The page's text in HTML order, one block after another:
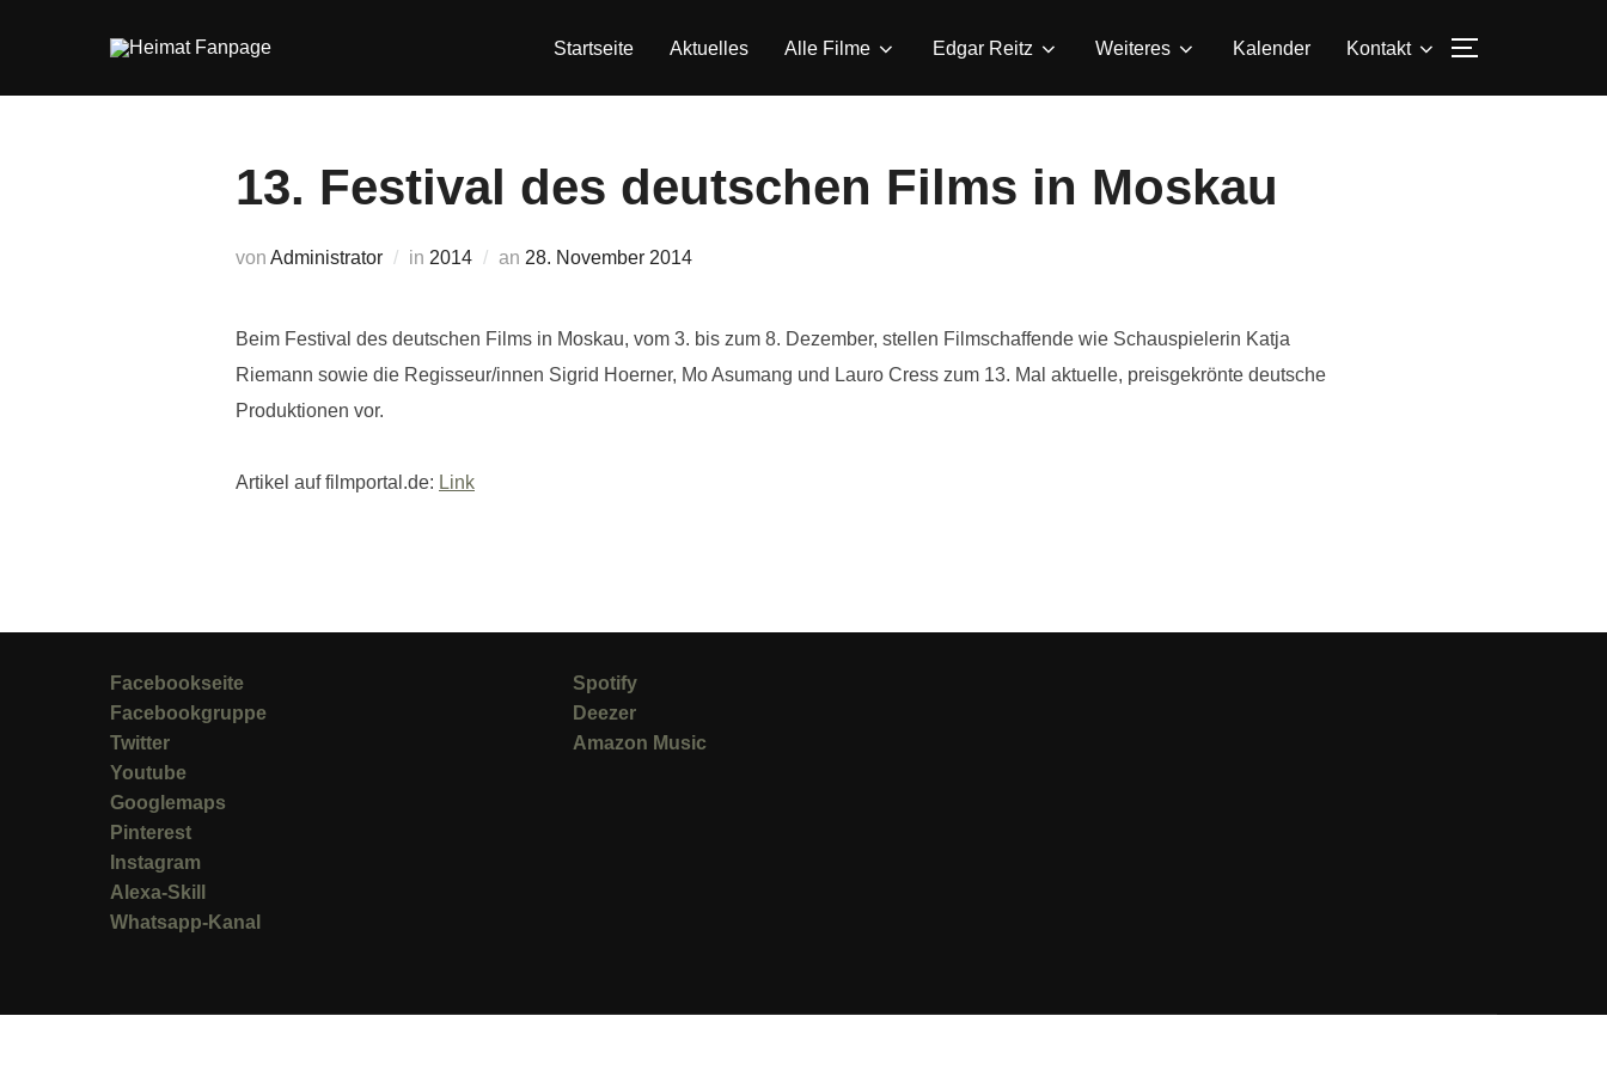
Startseite Aktuelles Alle Filme Edgar Reitz Weiteres Kalender Kontakt
13. Festival des deutschen Films in Moskau
von Administrator in 2014 an Veröffentlicht
28. November 2014
Beim Festival des deutschen Films in Moskau, vom 3. bis zum 8. Dezember, stellen Filmschaffende wie Schauspielerin Katja
Riemann sowie die Regisseur/innen Sigrid Hoerner, Mo Asumang und Lauro Cress zum 13. Mal aktuelle, preisgekrönte deutsche
Produktionen vor.
Artikel auf filmportal.de: Link
Facebookseite
Facebookgruppe
Twitter
Youtube
Googlemaps
Pinterest
Instagram
Alexa-Skill
Whatsapp-Kanal
Spotify
Deezer
Amazon Music